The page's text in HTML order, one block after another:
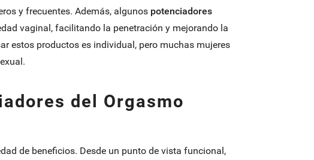
y frecuentes. Además, algunos potenciadores
vaginal, facilitando la penetración y mejorando la
estos productos es individual, pero muchas mujeres
del Orgasmo
de beneficios. Desde un punto de vista funcional,